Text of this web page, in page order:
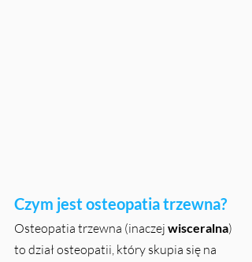
Czym jest osteopatia trzewna?
Osteopatia trzewna (inaczej wisceralna)
to dział osteopatii, który skupia się na